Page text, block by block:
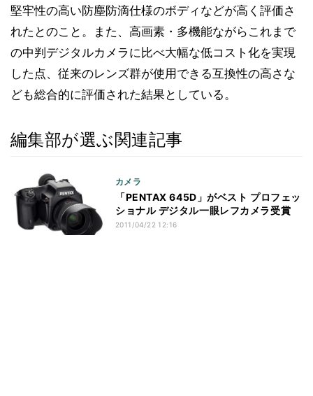
堅牢性の高い防塵防滴仕様のボディなどが高く評価さ
れたとのこと。また、高画素・多機能ながらこれまで
の中判デジタルカメラに比べ大幅な低コスト化を実現
した点、従来のレンズ群が使用できる互換性の高さな
ども総合的に評価された結果としている。
編集部が選ぶ関連記事
カメラ
「PENTAX 645D」がベスト プロフェッ
ショナル デジタル一眼レフカメラ受賞
2011/04/22 12:16